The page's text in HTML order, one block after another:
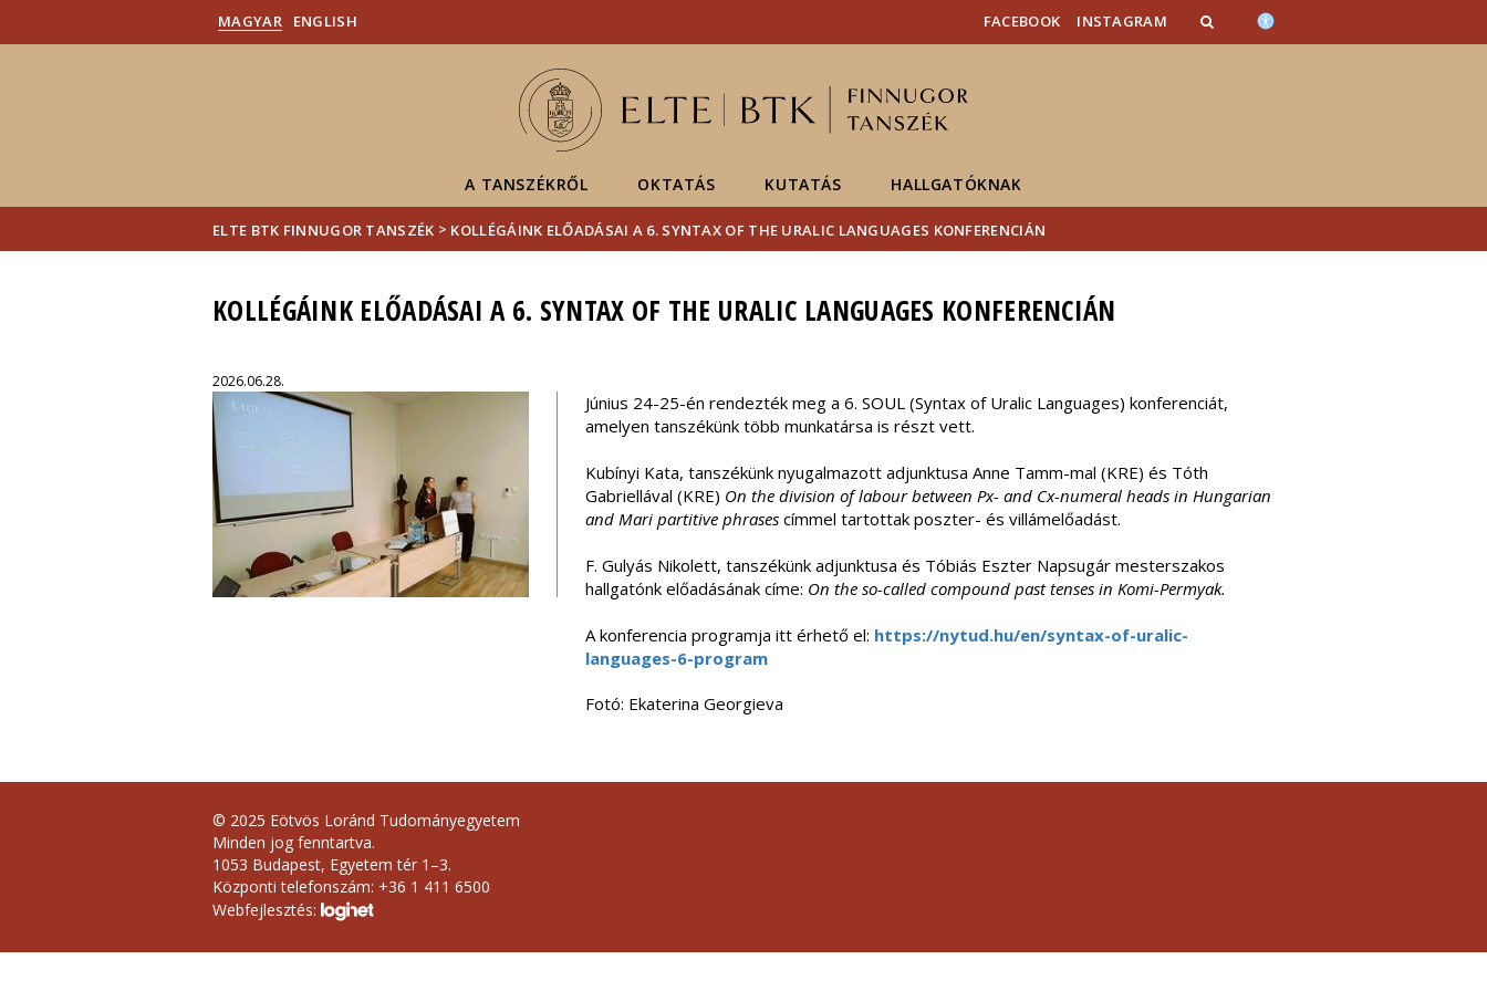
MAGYAR ENGLISH FACEBOOK INSTAGRAM
A TANSZÉKRŐL OKTATÁS KUTATÁS HALLGATÓKNAK
ELTE BTK FINNUGOR TANSZÉK > KOLLÉGÁINK ELŐADÁSAI A 6. SYNTAX OF THE URALIC LANGUAGES KONFERENCIÁN
KOLLÉGÁINK ELŐADÁSAI A 6. SYNTAX OF THE URALIC LANGUAGES KONFERENCIÁN
2026.06.28.
Június 24-25-én rendezték meg a 6. SOUL (Syntax of Uralic Languages) konferenciát,
amelyen tanszékünk több munkatársa is részt vett.
Kubínyi Kata, tanszékünk nyugalmazott adjunktusa Anne Tamm-mal (KRE) és Tóth
Gabriellával (KRE) On the division of labour between Px- and Cx-numeral heads in Hungarian
and Mari partitive phrasescímmel tartottak poszter- és villámelőadást.
F. Gulyás Nikolett, tanszékünk adjunktusa és Tóbiás Eszter Napsugár mesterszakos
hallgatónk előadásának címe: On the so-called compound past tenses in Komi-Permyak.
A konferencia programja itt érhető el: https://nytud.hu/en/syntax-of-uralic-
languages-6-program
Fotó: Ekaterina Georgieva
© 2025 Eötvös Loránd Tudományegyetem
Minden jog fenntartva.
1053 Budapest, Egyetem tér 1–3.
Központi telefonszám: +36 1 411 6500
Webfejlesztés: